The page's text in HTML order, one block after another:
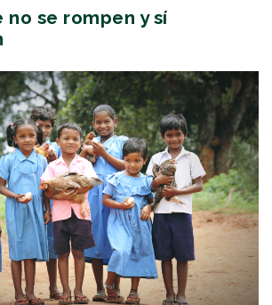
no se rompen y sí